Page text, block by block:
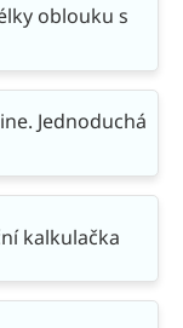
oblouku s
Jednoduchá
kalkulačka